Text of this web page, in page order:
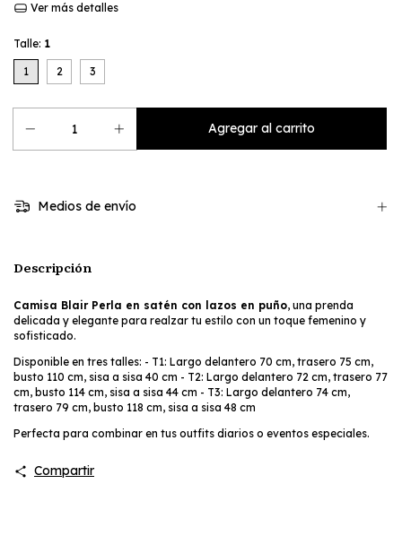
Ver más detalles
Talle: 1
1 2 3
Medios de envío
Descripción
Camisa Blair Perla en satén con lazos en puño, una prenda
delicada y elegante para realzar tu estilo con un toque femenino y
sofisticado.
Disponible en tres talles: - T1: Largo delantero 70 cm, trasero 75 cm,
busto 110 cm, sisa a sisa 40 cm - T2: Largo delantero 72 cm, trasero 77
cm, busto 114 cm, sisa a sisa 44 cm - T3: Largo delantero 74 cm,
trasero 79 cm, busto 118 cm, sisa a sisa 48 cm
Perfecta para combinar en tus outfits diarios o eventos especiales.
Compartir